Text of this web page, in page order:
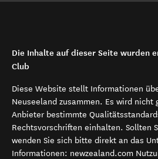
Die Inhalte auf dieser Seite wurden
Club
Diese Website stellt Informationen
Neuseeland zusammen. Es wird
Anbieter bestimmte
Rechtsvorschriften einhalten. Sollten
wenden Sie sich bitte direkt an das
Informationen: newzealand.com